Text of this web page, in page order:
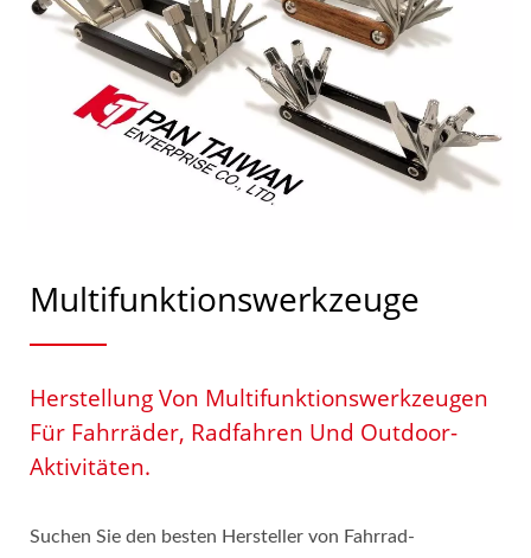
Multifunktionswerkzeuge
Herstellung Von Multifunktionswerkzeugen
Für Fahrräder, Radfahren Und Outdoor-
Aktivitäten.
Suchen Sie den besten Hersteller von Fahrrad-